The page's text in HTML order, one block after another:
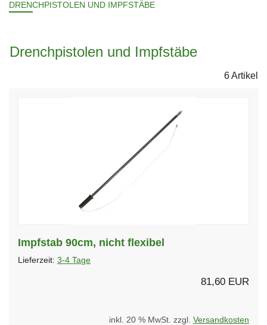
DRENCHPISTOLEN UND IMPFSTÄBE
Drenchpistolen und Impfstäbe
6 Artikel
Impfstab 90cm, nicht flexibel
Lieferzeit: 3-4 Tage
81,60 EUR
inkl. 20 % MwSt. zzgl. Versandkosten